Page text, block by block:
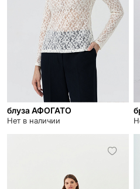
блуза АФОГАТО
Нет в наличии